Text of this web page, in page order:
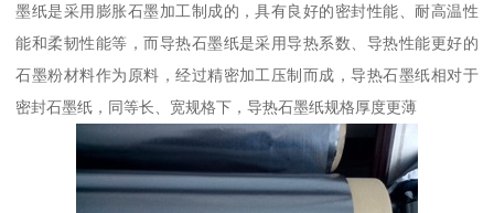
墨纸是采用膨胀石墨加工制成的，具有良好的密封性能、耐高温性
能和柔韧性能等，而导热石墨纸是采用导热系数、导热性能更好的
石墨粉材料作为原料，经过精密加工压制而成，导热石墨纸相对于
密封石墨纸，同等长、宽规格下，导热石墨纸规格厚度更薄